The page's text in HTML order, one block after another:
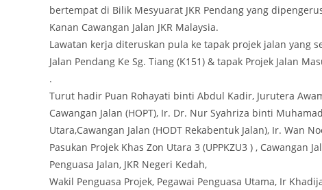
bertempat di Bilik Mesyuarat JKR Pendang yang
Kanan Cawangan Jalan JKR Malaysia.
Lawatan kerja diteruskan pula ke tapak projek jalan yang
Jalan Pendang Ke Sg. Tiang (K151) & tapak Projek Jalan
.
Turut hadir Puan Rohayati binti Abdul Kadir, Jurutera
Cawangan Jalan (HOPT), Ir. Dr. Nur Syahriza binti
Utara,Cawangan Jalan (HODT Rekabentuk Jalan), Ir. Wan
Pasukan Projek Khas Zon Utara 3 (UPPKZU3 ) , Cawangan
Penguasa Jalan, JKR Negeri Kedah,
Wakil Penguasa Projek, Pegawai Penguasa Utama, Ir